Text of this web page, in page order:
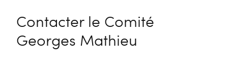
Contacter le Comité
Georges Mathieu